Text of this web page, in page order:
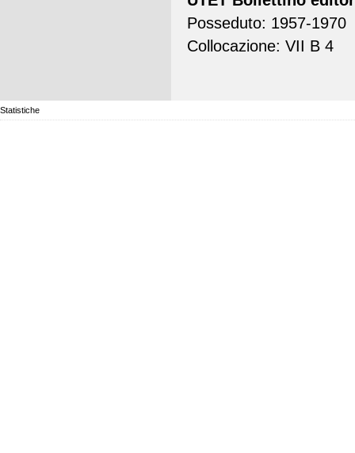
Posseduto: 1957-1970
Collocazione: VII B 4
Statistiche